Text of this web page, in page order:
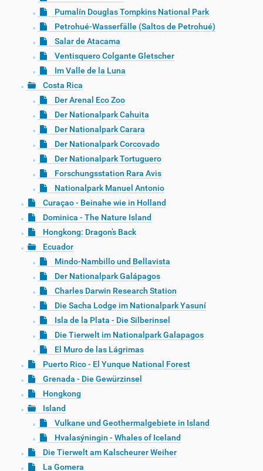
Pumalín Douglas Tompkins National Park
Petrohué-Wasserfälle (Saltos de Petrohué)
Salar de Atacama
Ventisquero Colgante Gletscher
Im Valle de la Luna
Costa Rica
Der Arenal Eco Zoo
Der Nationalpark Cahuita
Der Nationalpark Carara
Der Nationalpark Corcovado
Der Nationalpark Tortuguero
Forschungsstation Rara Avis
Nationalpark Manuel Antonio
Curaçao - Beinahe wie in Holland
Dominica - The Nature Island
Hongkong: Dragon’s Back
Ecuador
Mindo-Nambillo und Bellavista
Der Nationalpark Galápagos
Charles Darwin Research Station
Die Sacha Lodge im Nationalpark Yasuní
Isla de la Plata - Die Silberinsel
Die Tierwelt im Nationalpark Galapagos
El Muro de las Lágrimas
Puerto Rico - El Yunque National Forest
Grenada - Die Gewürzinsel
Hongkong
Island
Vulkane und Geothermalgebiete in Island
Hvalasýningin - Whales of Iceland
Die Tierwelt am Kalscheurer Weiher
La Gomera